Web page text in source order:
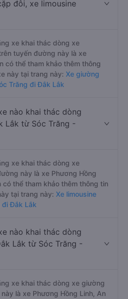
đôi, xe limousine
xe khai thác dòng xe
tuyến đường này là xe
có thể tham khảo thêm thông
này tại trang này: Xe giường
Trăng đi Đắk Lắk
nào khai thác dòng
Lắk từ Sóc Trăng -
xe khai thác dòng xe
này là xe Phương Hồng
có thể tham khảo thêm thông tin
tại trang này: Xe limousine
đi Đắk Lắk
nào khai thác dòng
Lắk từ Sóc Trăng -
xe khai thác dòng xe giường
là xe Phương Hồng Linh, An